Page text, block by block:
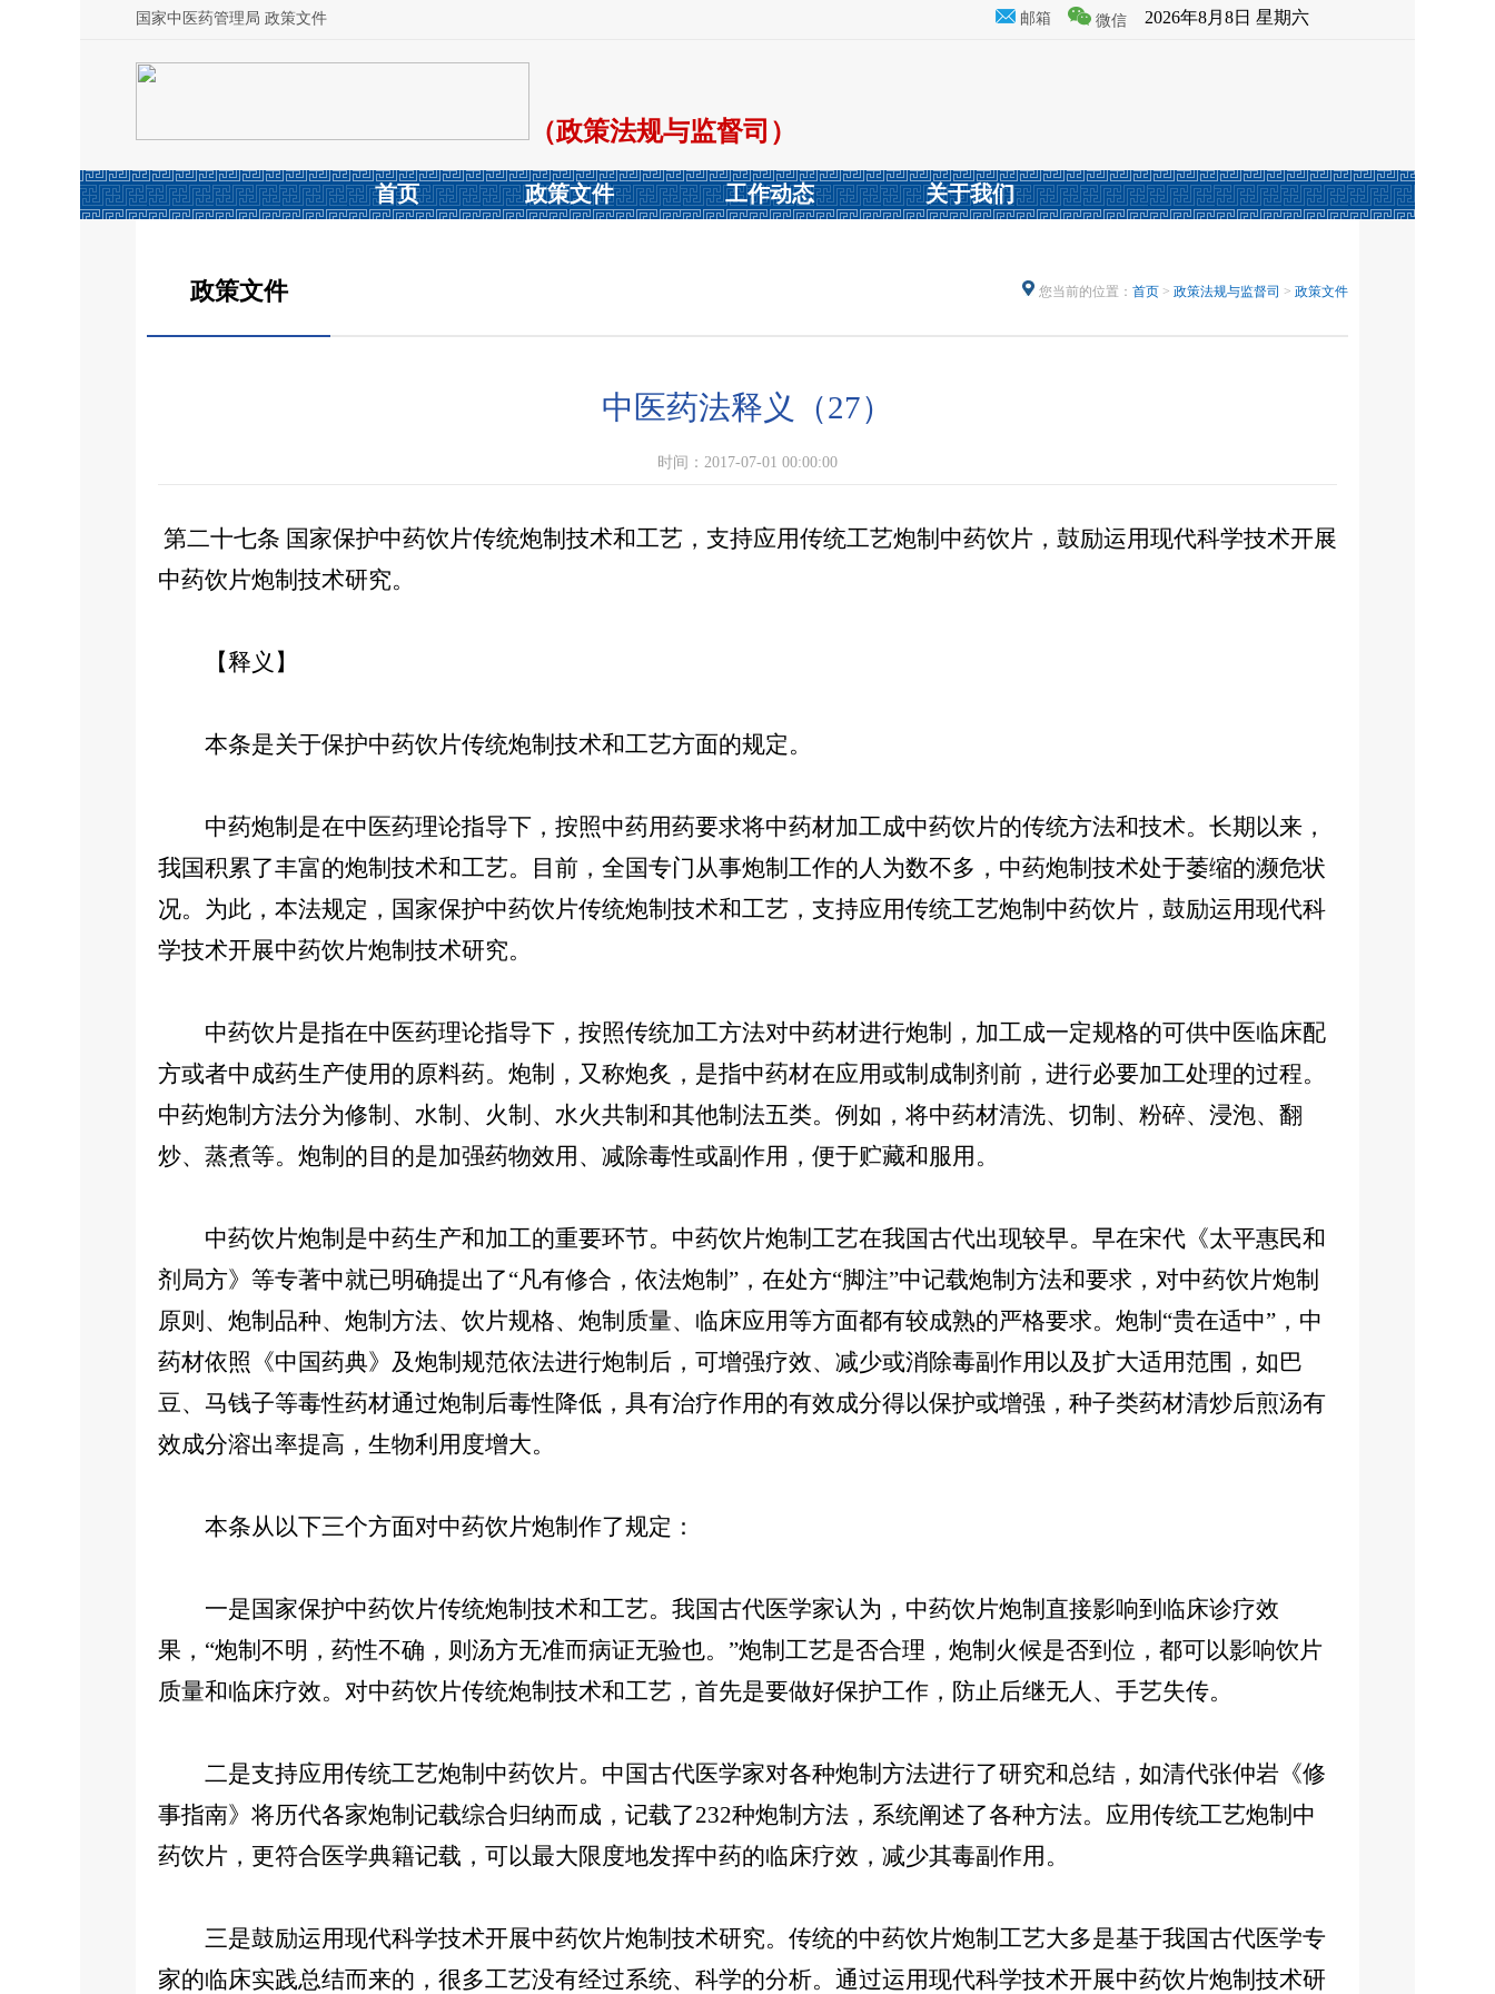
国家中医药管理局 政策文件 邮箱 微信 2026年8月8日 星期六
（政策法规与监督司）
首页 政策文件 工作动态 关于我们
政策文件 您当前的位置： 首页 > 政策法规与监督司 > 政策文件
中医药法释义（27）
时间：2017-07-01 00:00:00
第二十七条 国家保护中药饮片传统炮制技术和工艺，支持应用传统工艺炮制中药饮片，鼓励运用现代科学技术开展
中药饮片炮制技术研究。
【释义】
本条是关于保护中药饮片传统炮制技术和工艺方面的规定。
中药炮制是在中医药理论指导下，按照中药用药要求将中药材加工成中药饮片的传统方法和技术。长期以来，
我国积累了丰富的炮制技术和工艺。目前，全国专门从事炮制工作的人为数不多，中药炮制技术处于萎缩的濒危状
况。为此，本法规定，国家保护中药饮片传统炮制技术和工艺，支持应用传统工艺炮制中药饮片，鼓励运用现代科
学技术开展中药饮片炮制技术研究。
中药饮片是指在中医药理论指导下，按照传统加工方法对中药材进行炮制，加工成一定规格的可供中医临床配
方或者中成药生产使用的原料药。炮制，又称炮炙，是指中药材在应用或制成制剂前，进行必要加工处理的过程。
中药炮制方法分为修制、水制、火制、水火共制和其他制法五类。例如，将中药材清洗、切制、粉碎、浸泡、翻
炒、蒸煮等。炮制的目的是加强药物效用、减除毒性或副作用，便于贮藏和服用。
中药饮片炮制是中药生产和加工的重要环节。中药饮片炮制工艺在我国古代出现较早。早在宋代《太平惠民和
剂局方》等专著中就已明确提出了“凡有修合，依法炮制”，在处方“脚注”中记载炮制方法和要求，对中药饮片炮制
原则、炮制品种、炮制方法、饮片规格、炮制质量、临床应用等方面都有较成熟的严格要求。炮制“贵在适中”，中
药材依照《中国药典》及炮制规范依法进行炮制后，可增强疗效、减少或消除毒副作用以及扩大适用范围，如巴
豆、马钱子等毒性药材通过炮制后毒性降低，具有治疗作用的有效成分得以保护或增强，种子类药材清炒后煎汤有
效成分溶出率提高，生物利用度增大。
本条从以下三个方面对中药饮片炮制作了规定：
一是国家保护中药饮片传统炮制技术和工艺。我国古代医学家认为，中药饮片炮制直接影响到临床诊疗效
果，“炮制不明，药性不确，则汤方无准而病证无验也。”炮制工艺是否合理，炮制火候是否到位，都可以影响饮片
质量和临床疗效。对中药饮片传统炮制技术和工艺，首先是要做好保护工作，防止后继无人、手艺失传。
二是支持应用传统工艺炮制中药饮片。中国古代医学家对各种炮制方法进行了研究和总结，如清代张仲岩《修
事指南》将历代各家炮制记载综合归纳而成，记载了232种炮制方法，系统阐述了各种方法。应用传统工艺炮制中
药饮片，更符合医学典籍记载，可以最大限度地发挥中药的临床疗效，减少其毒副作用。
三是鼓励运用现代科学技术开展中药饮片炮制技术研究。传统的中药饮片炮制工艺大多是基于我国古代医学专
家的临床实践总结而来的，很多工艺没有经过系统、科学的分析。通过运用现代科学技术开展中药饮片炮制技术研